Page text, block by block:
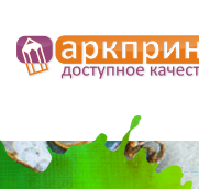
Магазин моднойстильной бижутерии - бижутерия интернет магазин. |